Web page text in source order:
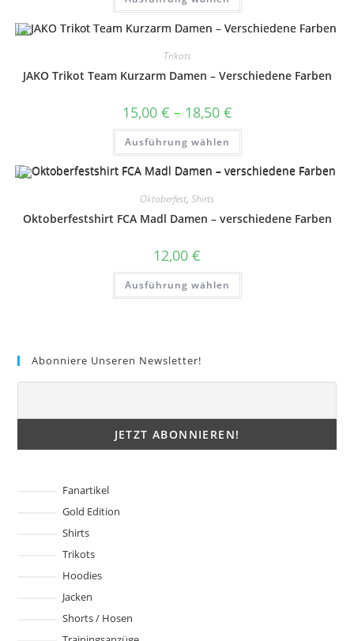
weist
mehrere
Varianten
Optionen
können
werden
Trikots
JAKO Trikot Team Kurzarm Damen – Verschiedene Farben
15,00 € – 18,50 €Preisspanne:
15,00 €
bis
Ausführung wählen
Dieses
weist
mehrere
Varianten
können
werden
Oktoberfest, Shirts
Oktoberfestshirt FCA Madl Damen – verschiedene Farben
12,00 €
Ausführung wählen
Dieses
weist
der
werden
Abonniere Unseren Newsletter!
Fanartikel
Gold Edition
Shirts
Trikots
Hoodies
Jacken
Shorts / Hosen